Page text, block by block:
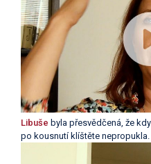
Libuše byla přesvědčená, že
po kousnutí klíštěte nepropukla.